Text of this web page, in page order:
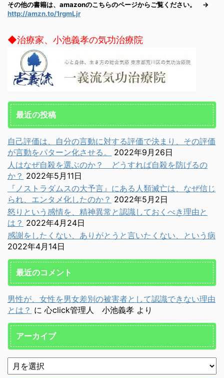
その他の書籍は、amazonのこちらのページからご覧ください。 →
http://amzn.to/1rgmLjr
◆治療家、小池義孝の気功治療院
最近の投稿
自己評価は、自分の言動に対する評価で決まり、その評価
が言動をパターン化させる。
2022年9月26日
人はなぜ自殺を選ぶのか？ どうすれば自殺を防げるの
か？ 2022年5月11日
『ノストラダムスの大予言』にある人類滅亡は、なぜ信じ
られ、エンタメ化したのか？ 2022年5月2日
怒りという感情を、精神異常と認識しておくべき理由と
は？ 2022年4月24日
感謝をしたくない、ありがとうと言いたくない、という病
2022年4月14日
最近のコメント
男性が、女性を男女差別の被害者として認識できない理由
とは？ に 心click管理人 小池義孝 より
アーカイブ